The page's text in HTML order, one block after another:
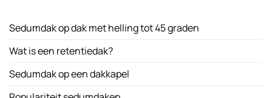
Sedumdak op dak met helling tot 45 graden
Wat is een retentiedak?
Sedumdak op een dakkapel